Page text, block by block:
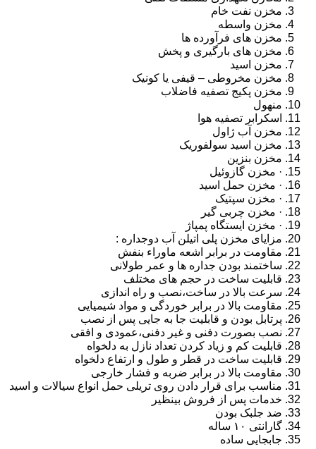
مخزن نفت خام
مخزن واسطه
مخزن های فرآورده ها
مخزن های بارگیری و پخش
مخزن اسید
مخزن مخروطی – قیفی یا کونیک
مخزن پکیج تصفیه فاضلاب
منهول
اسکرابر تصفیه هوا
مخزن آب ژاول
مخزن اسید سولفوریک
مخزن بنزین
· مخزن گازوئیل
· مخزن حمل اسید
· مخزن سپتیک
· مخزن چربی گیر
· مخزن ایستگاه پمپاژ
مزایای مخزن پلی اتیلن آب دوجداره :
مقاومت در برابر اشعه ماوراء بنفش
ساختمند بودن جداره ها و عمر طولانی
قابلیت ساخت در حجم های مختلف
سرعت بالا در ساخت،نصب و راه اندازی
مقاومت بالا در برابر خوردگی و مواد شیمیایی
پرتابل بودن و قابلیت جا به جایی پس از نصب
نصب بصورت دفنی و غیر دفنی،عمودی و افقی
قابلیت کم و زیاد کردن تعداد نازل به دلخواه
قابلیت ساخت در قطر و طول و ارتفاع دلخواه
مقاومت بالا در برابر ضربه و فشار خارجی
مناسب برای قرار دادن روی تریلی حمل انواع سیالات و اسید
خدمات پس از فروش بینظیر
ضد جلبک بودن
گارانتی ۱۰ ساله
جابجایی ساده